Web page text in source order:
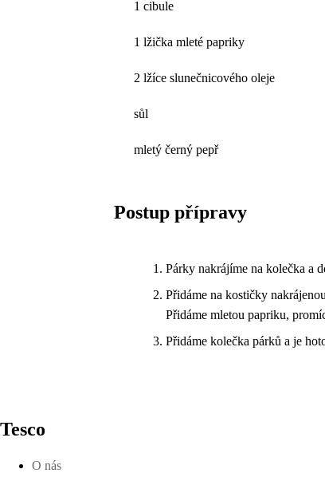
1 cibule
1 lžička mleté papriky
2 lžíce slunečnicového oleje
sůl
mletý černý pepř
Postup přípravy
Párky nakrájíme na kolečka a
Přidáme na kostičky
Přidáme mletou papriku,
Přidáme kolečka párků a je
Tesco
O nás